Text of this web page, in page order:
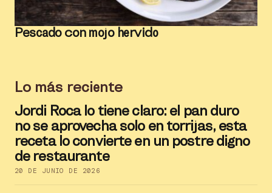
Pescado con mojo hervido
Lo más reciente
Jordi Roca lo tiene claro: el pan duro
no se aprovecha solo en torrijas, esta
receta lo convierte en un postre digno
de restaurante
20 DE JUNIO DE 2026